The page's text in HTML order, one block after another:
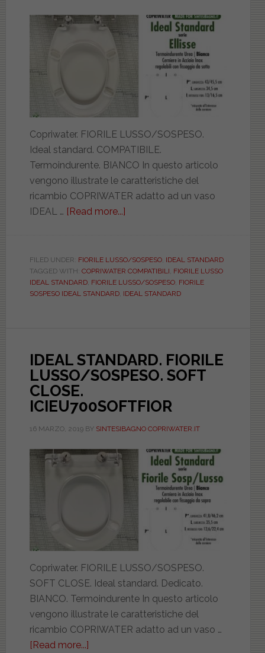
Copriwater. FIORILE LUSSO/SOSPESO.
Ideal standard. COMPATIBILE.
Termoindurente. BIANCO In questo articolo
vengono illustrate le caratteristiche del
ricambio COPRIWATER adatto ad un vaso
IDEAL … [Read more...]
FIORILE
LUSSO/SOSPESO.
BIAD121NORMAFIOR
FILED UNDER: FIORILE LUSSO/SOSPESO, IDEAL STANDARD
TAGGED WITH: COPRIWATER COMPATIBILI FIORILE LUSSO
IDEAL STANDARD, FIORILE LUSSO/SOSPESO, FIORILE
SOSPESO IDEAL STANDARD, IDEAL STANDARD
IDEAL STANDARD. FIORILE
LUSSO/SOSPESO. SOFT
CLOSE.
ICIEU700SOFTFIOR
16 MARZO, 2019BY SINTESIBAGNO COPRIWATER.IT
Copriwater. FIORILE LUSSO/SOSPESO.
SOFT CLOSE. Ideal standard. Dedicato.
BIANCO. Termoindurente In questo articolo
vengono illustrate le caratteristiche del
ricambio COPRIWATER adatto ad un vaso …
[Read more...]